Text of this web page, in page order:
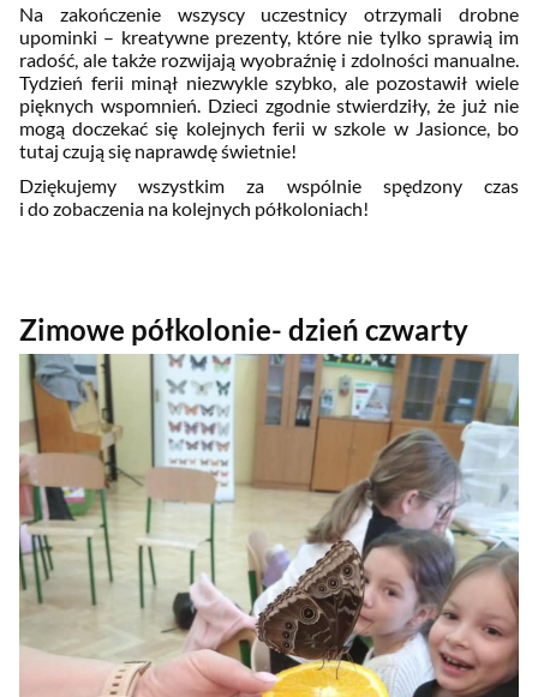
Na zakończenie wszyscy uczestnicy otrzymali drobne
upominki – kreatywne prezenty, które nie tylko sprawią im
radość, ale także rozwijają wyobraźnię i zdolności manualne.
Tydzień ferii minął niezwykle szybko, ale pozostawił wiele
pięknych wspomnień. Dzieci zgodnie stwierdziły, że już nie
mogą doczekać się kolejnych ferii w szkole w Jasionce, bo
tutaj czują się naprawdę świetnie!
Dziękujemy wszystkim za wspólnie spędzony czas
i do zobaczenia na kolejnych półkoloniach!
Zimowe półkolonie- dzień czwarty